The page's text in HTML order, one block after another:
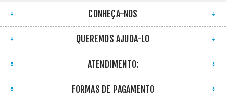
CONHEÇA-NOS
QUEREMOS AJUDÁ-LO
ATENDIMENTO:
FORMAS DE PAGAMENTO